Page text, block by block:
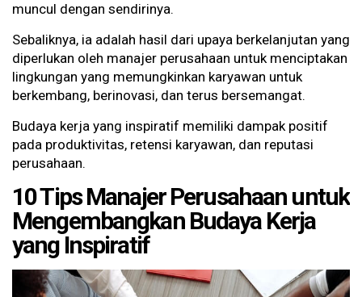
muncul dengan sendirinya.
Sebaliknya, ia adalah hasil dari upaya berkelanjutan yang
diperlukan oleh manajer perusahaan untuk menciptakan
lingkungan yang memungkinkan karyawan untuk
berkembang, berinovasi, dan terus bersemangat.
Budaya kerja yang inspiratif memiliki dampak positif
pada produktivitas, retensi karyawan, dan reputasi
perusahaan.
10 Tips Manajer Perusahaan untuk
Mengembangkan Budaya Kerja
yang Inspiratif